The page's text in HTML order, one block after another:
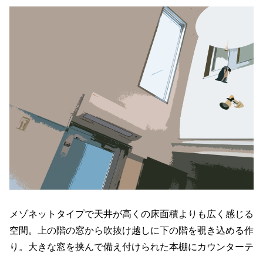
メゾネットタイプで天井が高くの床面積よりも広く感じる
空間。上の階の窓から吹抜け越しに下の階を覗き込める作
り。大きな窓を挟んで備え付けられた本棚にカウンターテ